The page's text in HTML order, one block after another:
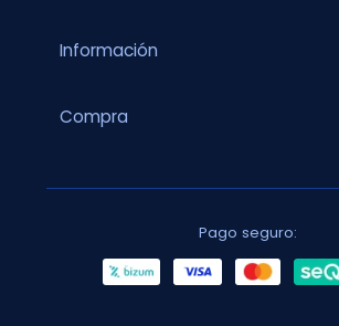
Información
Compra
Pago seguro: